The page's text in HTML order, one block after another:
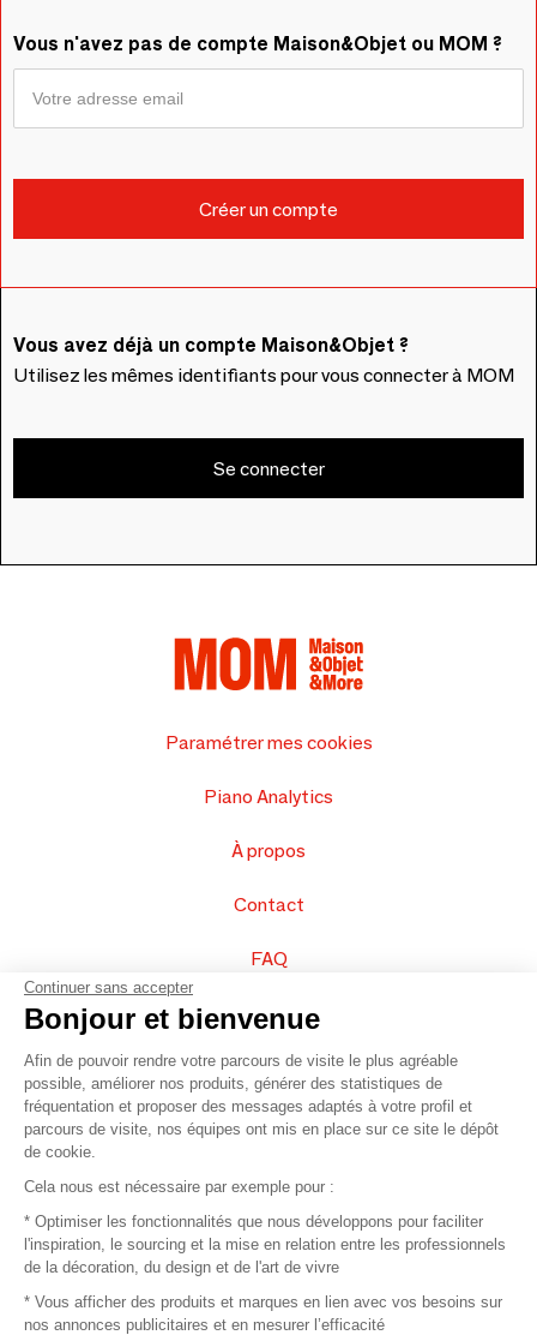
Vous n'avez pas de compte Maison&Objet ou MOM ?
Vous avez déjà un compte Maison&Objet ?
Utilisez les mêmes identifiants pour vous connecter à MOM
Se connecter
Paramétrer mes cookies
Piano Analytics
À propos
Contact
FAQ
Vendez vos produits
Plan du site
© 2016 –Organisation SAFI
Recrutement
Continuer sans accepter
Bonjour et bienvenue
Afin de pouvoir rendre votre parcours de visite le plus agréable
possible, améliorer nos produits, générer des statistiques de
fréquentation et proposer des messages adaptés à votre profil et
parcours de visite, nos équipes ont mis en place sur ce site le dépôt
de cookie.
Cela nous est nécessaire par exemple pour :
* Optimiser les fonctionnalités que nous développons pour faciliter
l'inspiration, le sourcing et la mise en relation entre les professionnels
de la décoration, du design et de l'art de vivre
* Vous afficher des produits et marques en lien avec vos besoins sur
nos annonces publicitaires et en mesurer l’efficacité